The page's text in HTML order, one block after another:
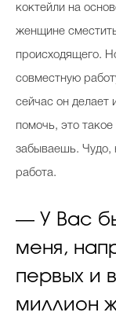
коктейли на
женщине
происходящего.
совместную
сейчас он делает
помочь, это
забываешь. Чудо,
работа.
— У Вас
меня,
первых и
миллион